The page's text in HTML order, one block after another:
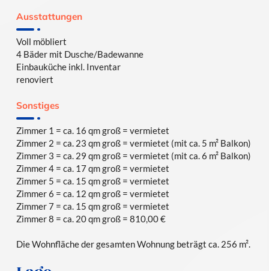
Ausstattungen
Voll möbliert
4 Bäder mit Dusche/Badewanne
Einbauküche inkl. Inventar
renoviert
Sonstiges
Zimmer 1 = ca. 16 qm groß = vermietet
Zimmer 2 = ca. 23 qm groß = vermietet (mit ca. 5 m² Balkon)
Zimmer 3 = ca. 29 qm groß = vermietet (mit ca. 6 m² Balkon)
Zimmer 4 = ca. 17 qm groß = vermietet
Zimmer 5 = ca. 15 qm groß = vermietet
Zimmer 6 = ca. 12 qm groß = vermietet
Zimmer 7 = ca. 15 qm groß = vermietet
Zimmer 8 = ca. 20 qm groß = 810,00 €
Die Wohnfläche der gesamten Wohnung beträgt ca. 256 m².